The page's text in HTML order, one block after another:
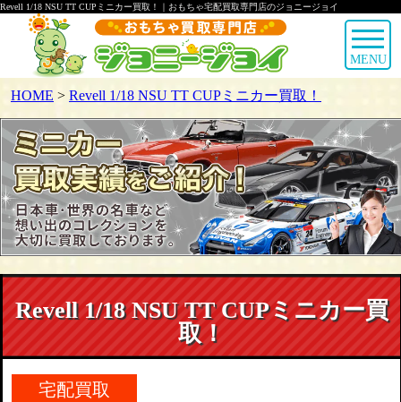
Revell 1/18 NSU TT CUPミニカー買取！｜おもちゃ宅配買取専門店のジョニージョイ
MENU
HOME > Revell 1/18 NSU TT CUPミニカー買取！
Revell 1/18 NSU TT CUPミニカー買
取！
宅配買取